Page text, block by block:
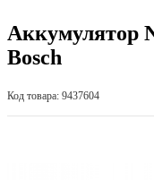
Аккумулятор
Bosch
Код товара: 9437604